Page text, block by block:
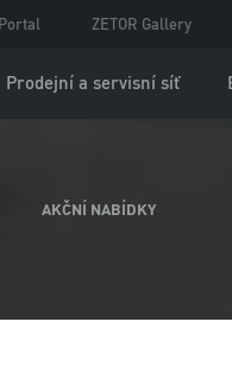
ZETOR Gallery
Prodejní a servisní síť
AKČNÍ NABÍDKY